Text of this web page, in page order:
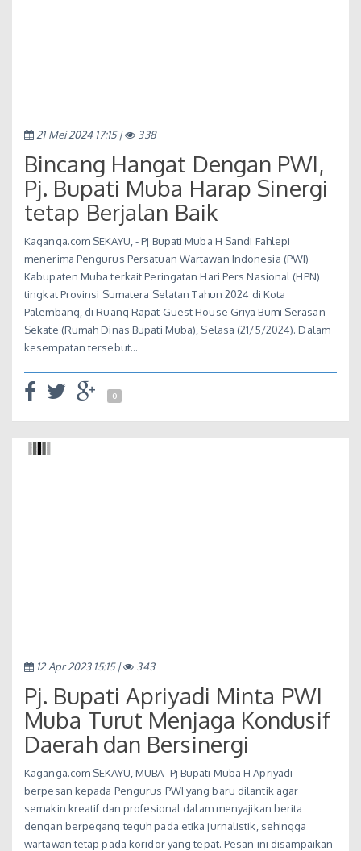
21 Mei 2024 17:15 | 338
Bincang Hangat Dengan PWI,
Pj. Bupati Muba Harap Sinergi
tetap Berjalan Baik
Kaganga.com SEKAYU, - Pj Bupati Muba H Sandi Fahlepi
menerima Pengurus Persatuan Wartawan Indonesia (PWI)
Kabupaten Muba terkait Peringatan Hari Pers Nasional (HPN)
tingkat Provinsi Sumatera Selatan Tahun 2024 di Kota
Palembang, di Ruang Rapat Guest House Griya Bumi Serasan
Sekate (Rumah Dinas Bupati Muba), Selasa (21/5/2024). Dalam
kesempatan tersebut…
0
12 Apr 2023 15:15 | 343
Pj. Bupati Apriyadi Minta PWI
Muba Turut Menjaga Kondusif
Daerah dan Bersinergi
Kaganga.com SEKAYU, MUBA- Pj Bupati Muba H Apriyadi
berpesan kepada Pengurus PWI yang baru dilantik agar
semakin kreatif dan profesional dalam menyajikan berita
dengan berpegang teguh pada etika jurnalistik, sehingga
wartawan tetap pada koridor yang tepat. Pesan ini disampaikan